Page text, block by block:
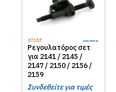
Ρεγουλατόρος σετ
για 2141 / 2145 /
2147 / 2150 / 2156 /
2159
Συνδεθείτε για τιμές